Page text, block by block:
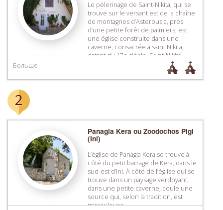
Le pèlerinage de Saint-Nikita, qui se
trouve sur le versant est de la chaîne
de montagnes d’Asterousia, près
d’une petite forêt de palmiers, est
une église construite dans une
caverne, consacrée à saint Nikita,
datant du 17e siècle. Saint-Nikita,
dont seules quelques peintures
murales sont conservées, était
l’ancienne retraite des moines du
Больше
2
Panagia Kera ou Zoodochos Pigi
(Ini)
L’église de Panagia Kera se trouve à
côté du petit barrage de Kera, dans le
sud-est d’Ini. À côté de l’église qui se
trouve dans un paysage verdoyant,
dans une petite caverne, coule une
source qui, selon la tradition, est
miraculeuse.